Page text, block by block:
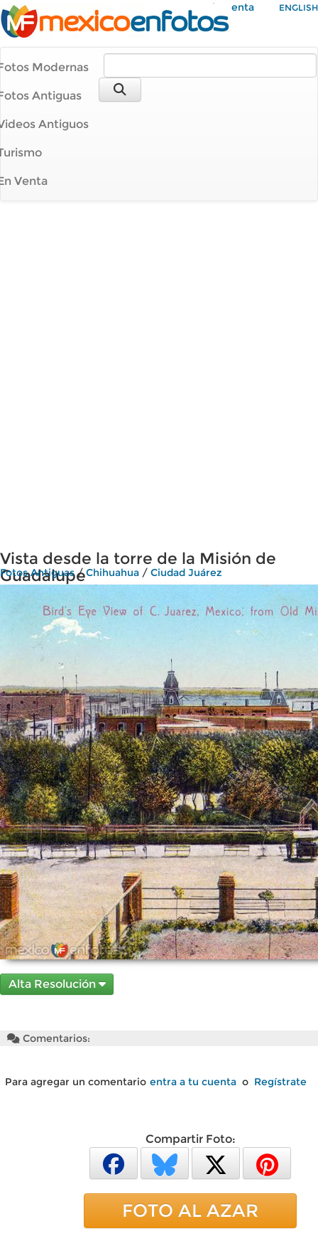
Mi Cuenta ENGLISH
Modernas
Antiguas
Antiguos
Venta
Vista desde la torre de la Misión de
Guadalupe
Fotos Antiguas/Chihuahua / Ciudad Juárez
Alta Resolución
Comentarios:
Para agregar un comentario entra a tu cuenta o Regístrate
Compartir Foto:
FOTO AL AZAR